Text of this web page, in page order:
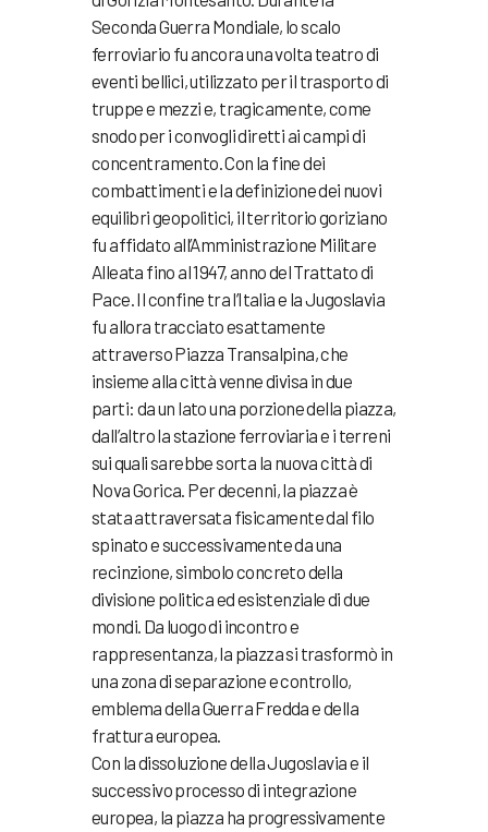
Seconda Guerra Mondiale, lo scalo
ferroviario fu ancora una volta teatro di
eventi bellici, utilizzato per il trasporto di
truppe e mezzi e, tragicamente, come
snodo per i convogli diretti ai campi di
concentramento. Con la fine dei
combattimenti e la definizione dei nuovi
equilibri geopolitici, il territorio goriziano
fu affidato all’Amministrazione Militare
Alleata fino al 1947, anno del Trattato di
Pace. Il confine tra l’Italia e la Jugoslavia
fu allora tracciato esattamente
attraverso Piazza Transalpina, che
insieme alla città venne divisa in due
parti: da un lato una porzione della piazza,
dall’altro la stazione ferroviaria e i terreni
sui quali sarebbe sorta la nuova città di
Nova Gorica. Per decenni, la piazza è
stata attraversata fisicamente dal filo
spinato e successivamente da una
recinzione, simbolo concreto della
divisione politica ed esistenziale di due
mondi. Da luogo di incontro e
rappresentanza, la piazza si trasformò in
una zona di separazione e controllo,
emblema della Guerra Fredda e della
frattura europea.
Con la dissoluzione della Jugoslavia e il
successivo processo di integrazione
europea, la piazza ha progressivamente